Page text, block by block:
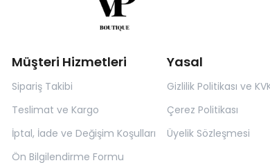
Müşteri Hizmetleri
Sipariş Takibi
Teslimat ve Kargo
İptal, İade ve Değişim Koşulları
Ön Bilgilendirme Formu
Yasal
Gizlilik Politikası ve
Çerez Politikası
Üyelik Sözleşmesi